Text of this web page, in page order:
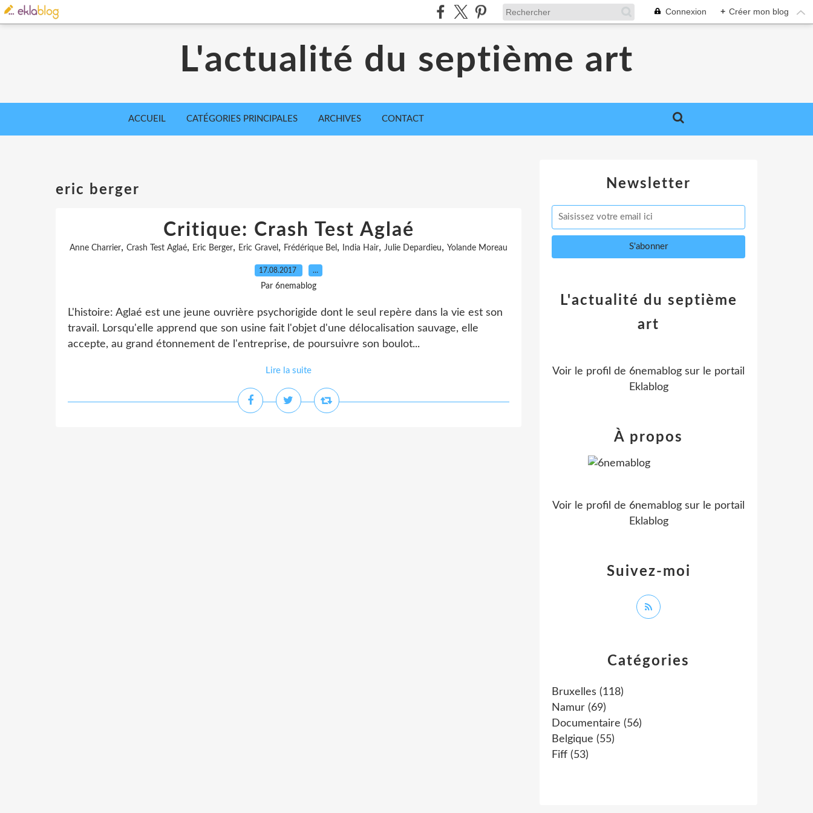
Connexion + Créer mon blog
L'actualité du septième art
ACCUEIL CATÉGORIES PRINCIPALES ARCHIVES CONTACT
eric berger
Critique: Crash Test Aglaé
Anne Charrier, Crash Test Aglaé, Eric Berger, Eric Gravel , Frédérique Bel , India Hair, Julie Depardieu, Yolande Moreau
17.08.2017 …
Par 6nemablog
L'histoire: Aglaé est une jeune ouvrière psychorigide dont le seul repère dans la vie est son
travail. Lorsqu'elle apprend que son usine fait l'objet d'une délocalisation sauvage, elle
accepte, au grand étonnement de l'entreprise, de poursuivre son boulot...
Lire la suite
Newsletter
Catégories
Bruxelles (118)
Namur (69)
Documentaire (56)
Belgique (55)
Fiff (53)
L'actualité du septième
art
Voir le profil de 6nemablog sur le portail
Eklablog
Suivez-moi
À propos
Voir le profil de 6nemablog sur le portail
Eklablog